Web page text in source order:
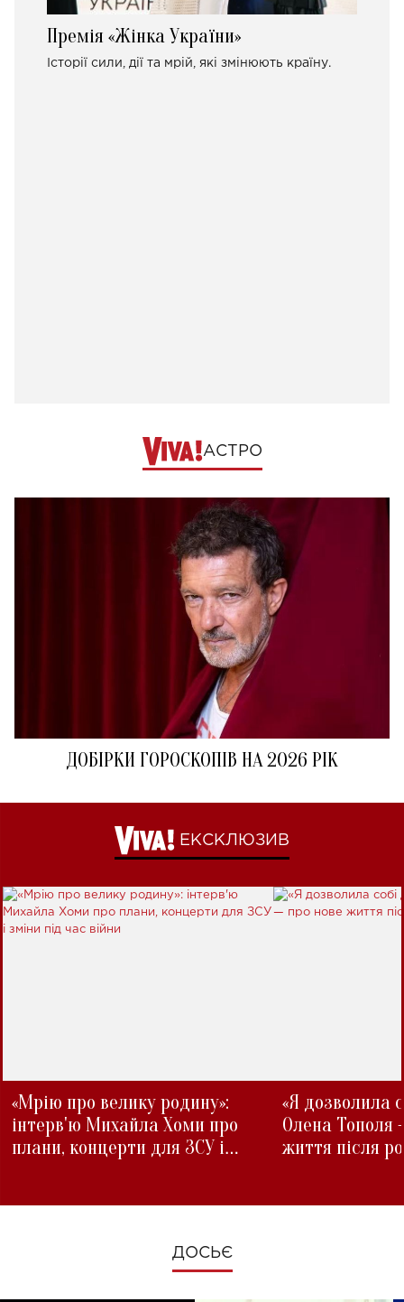
Премія «Жінка України»
Історії сили, дії та мрій, які змінюють країну.
АСТРО
ДОБІРКИ ГОРОСКОПІВ НА 2026 РІК
ЕКСКЛЮЗИВ
«Мрію про велику родину»:
інтерв'ю Михайла Хоми про
плани, концерти для ЗСУ і
«Я дозволила
Олена Тополя
життя після
ДОСЬЄ